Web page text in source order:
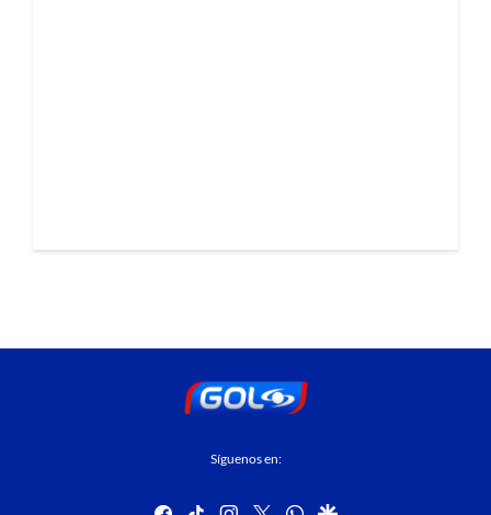
Síguenos en:
facebook
tiktok instagram
twitterwhatsapp
google